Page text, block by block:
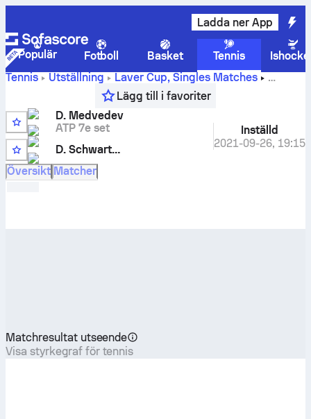
Ladda ner App
Populär Fotboll Basket Tennis
Tennis
Utställning
Laver Cup, Singles Matches
Liveresultat och H2H-resultat förDaniil Medvedev
Diego Schwartzman
Lägg till i favoriter
D. Medvedev
ATP 7e set
D. Schwartzman
Inställd
2021-09-26, 19:15
Översikt Matcher
Matchresultat utseende
Visa styrkegraf för tennis